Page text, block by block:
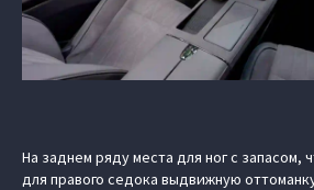
На заднем ряду места для ног с запасом,
для правого седока выдвижную